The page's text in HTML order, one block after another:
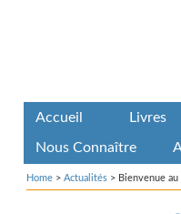
Accueil Livres
Nous Connaître
Home > Actualités > Bienvenue